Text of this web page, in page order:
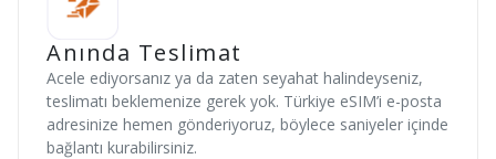
Anında Teslimat
Acele ediyorsanız ya da zaten seyahat halindeyseniz,
teslimatı beklemenize gerek yok. Türkiye eSIM’i e-posta
adresinize hemen gönderiyoruz, böylece saniyeler içinde
bağlantı kurabilirsiniz.